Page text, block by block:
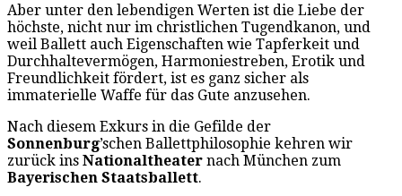
Aber unter den lebendigen Werten ist die Liebe der
höchste, nicht nur im christlichen Tugendkanon, und
weil Ballett auch Eigenschaften wie Tapferkeit und
Durchhaltevermögen, Harmoniestreben, Erotik und
Freundlichkeit fördert, ist es ganz sicher als
immaterielle Waffe für das Gute anzusehen.
Nach diesem Exkurs in die Gefilde der
Sonnenburg’schen Ballettphilosophie kehren wir
zurück ins Nationaltheater nach München zum
Bayerischen Staatsballett.